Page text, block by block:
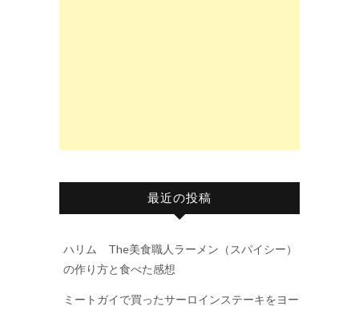
最近の投稿
ハリム The美食職人ラーメン（スパイシー）
の作り方と食べた感想
ミートガイで買ったサーロインステーキをヨー